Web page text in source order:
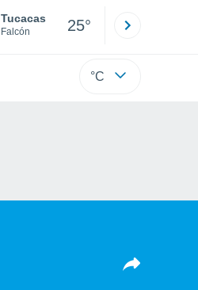
Tucacas
Falcón 25°
°C